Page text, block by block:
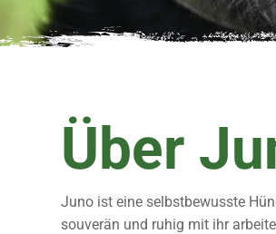
Über
Juno ist eine selbstbewusste
souverän und ruhig mit ihr